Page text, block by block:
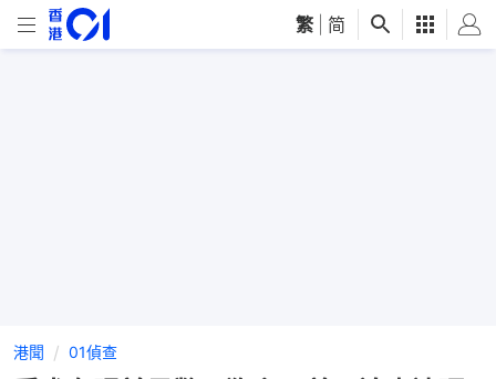
繁 简
港聞 01偵查